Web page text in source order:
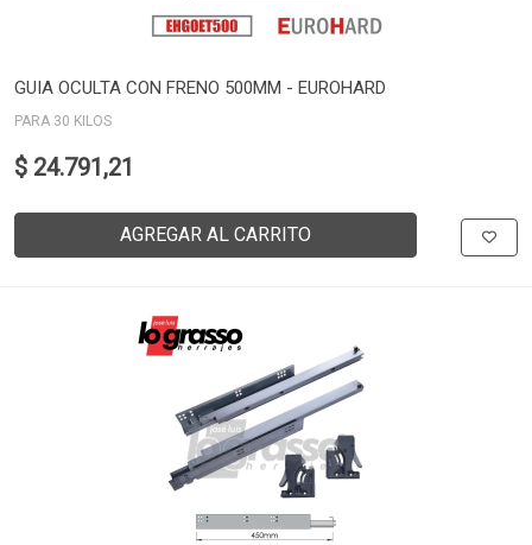
GUIA OCULTA CON FRENO 500MM - EUROHARD
PARA 30 KILOS
$ 24.791,21
AGREGAR AL CARRITO